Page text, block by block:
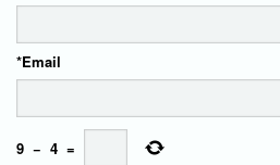
Email
*
9 − 4 =